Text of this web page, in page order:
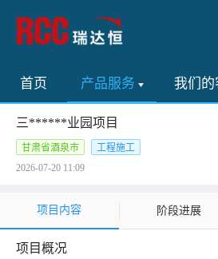
首页 产品服务 我们的
三******业园项目
甘肃省酒泉市
工程施工
2026-07-20 11:09
项目内容 阶段进展
项目概况